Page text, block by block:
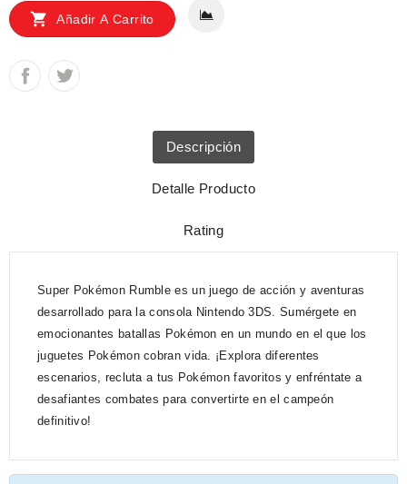
 Añadir A Carrito
Descripción
Detalle Producto
Rating
Super Pokémon Rumble es un juego de acción y aventuras
desarrollado para la consola Nintendo 3DS. Sumérgete en
emocionantes batallas Pokémon en un mundo en el que los
juguetes Pokémon cobran vida. ¡Explora diferentes
escenarios, recluta a tus Pokémon favoritos y enfréntate a
desafiantes combates para convertirte en el campeón
definitivo!